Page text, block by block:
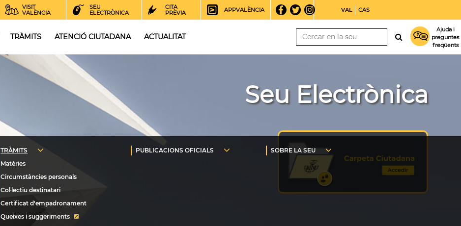
VISIT
VALÈNCIA
SEU
ELECTRÒNICA
CITA
PRÈVIA
APPVALÈNCIA VAL CAS
TRÀMITS ATENCIÓ CIUTADANA ACTUALITAT
Ajuda i
preguntes
freqüents
Seu Electrònica
Queixes i suggeriments